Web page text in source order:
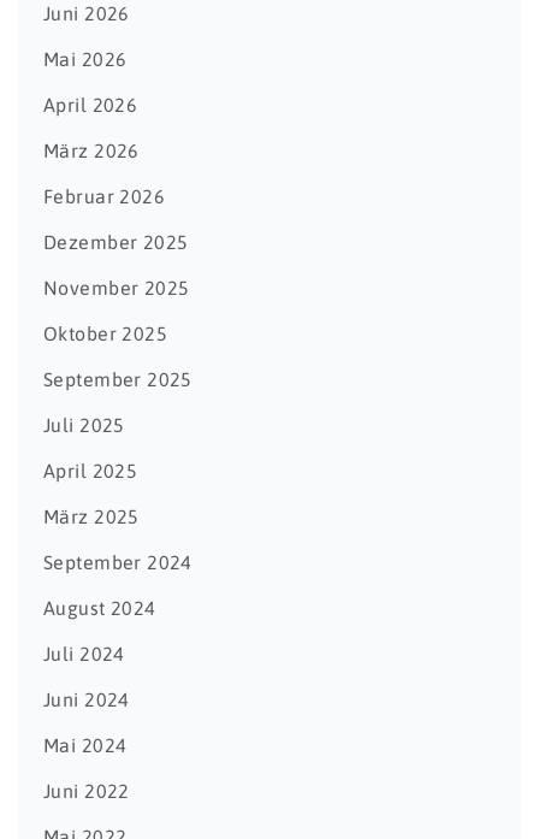
Juni 2026
Mai 2026
April 2026
März 2026
Februar 2026
Dezember 2025
November 2025
Oktober 2025
September 2025
Juli 2025
April 2025
März 2025
September 2024
August 2024
Juli 2024
Juni 2024
Mai 2024
Juni 2022